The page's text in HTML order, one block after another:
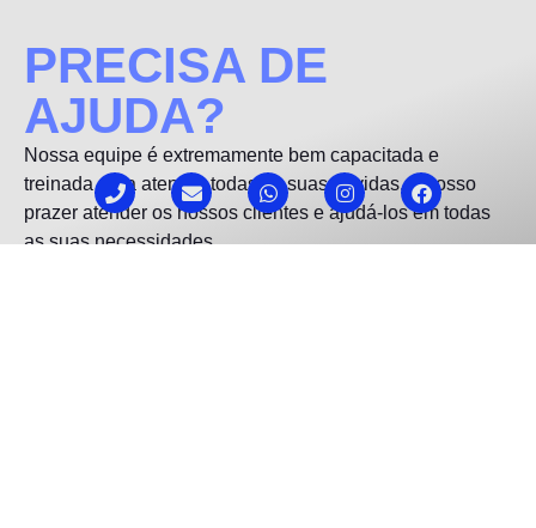
PRECISA DE
AJUDA?
Nossa equipe é extremamente bem capacitada e
treinada para atender todas as suas dúvidas, é nosso
prazer atender os nossos clientes e ajudá-los em todas
as suas necessidades.